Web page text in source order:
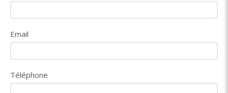
Email
Téléphone